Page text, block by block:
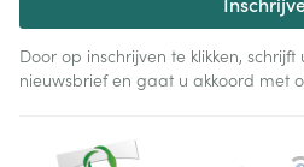
Door op inschrijven te klikken,
nieuwsbrief en gaat u akkoord met